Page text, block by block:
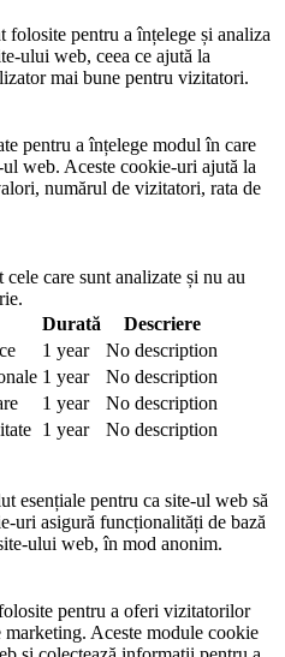
pentru a înțelege și analiza
ului web, ceea ce ajută la
mai bune pentru vizitatori.
pentru a înțelege modul în care
web. Aceste cookie-uri ajută la
numărul de vizitatori, rata de
care sunt analizate și nu au
Durată
Descriere
1 year
No description
1 year
No description
1 year
No description
1 year
No description
esențiale pentru ca site-ul web să
uri asigură funcționalități de bază
ului web, în mod anonim.
pentru a oferi vizitatorilor
Aceste module cookie